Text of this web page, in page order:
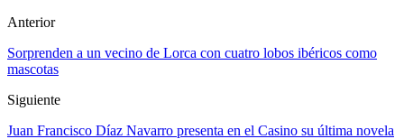
Anterior
Sorprenden a un vecino de Lorca con cuatro lobos ibéricos como
mascotas
Siguiente
Juan Francisco Díaz Navarro presenta en el Casino su última novela